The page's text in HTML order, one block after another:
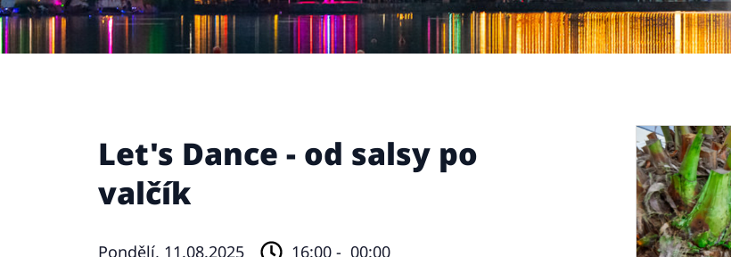
Let's Dance - od salsy po
valčík
Pondělí, 11.08.2025 16:00 - 00:00